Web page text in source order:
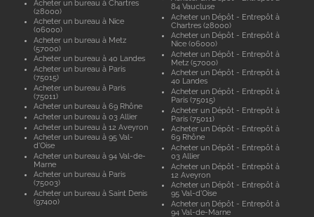
Acheter un bureau à Chartres
(28000)
Acheter un bureau à Nice
(06000)
Acheter un bureau à Metz
(57000)
Acheter un bureau à 40 Landes
Acheter un bureau à Paris
(75015)
Acheter un bureau à Paris
(75011)
Acheter un bureau à 69 Rhône
Acheter un bureau à 03 Allier
Acheter un bureau à 12 Aveyron
Acheter un bureau à 95 Val-
d'Oise
Acheter un bureau à 94 Val-de-
Marne
Acheter un bureau à Paris
(75003)
Acheter un bureau à Saint Denis
(97400)
84 Vaucluse
Acheter un Dépôt - Entrepôt à
Chartres (28000)
Acheter un Dépôt - Entrepôt à
Nice (06000)
Acheter un Dépôt - Entrepôt à
Metz (57000)
Acheter un Dépôt - Entrepôt à
40 Landes
Acheter un Dépôt - Entrepôt à
Paris (75015)
Acheter un Dépôt - Entrepôt à
Paris (75011)
Acheter un Dépôt - Entrepôt à
69 Rhône
Acheter un Dépôt - Entrepôt à
03 Allier
Acheter un Dépôt - Entrepôt à
12 Aveyron
Acheter un Dépôt - Entrepôt à
95 Val-d'Oise
Acheter un Dépôt - Entrepôt à
94 Val-de-Marne